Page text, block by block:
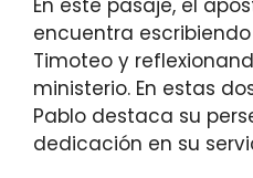
En este pasaje, el
encuentra
Timoteo y
ministerio. En estas
Pablo destaca su
dedicación en su